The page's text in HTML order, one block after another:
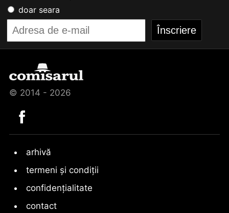
doar seara
© 2014 - 2026
arhivă
termeni și condiții
confidențialitate
contact